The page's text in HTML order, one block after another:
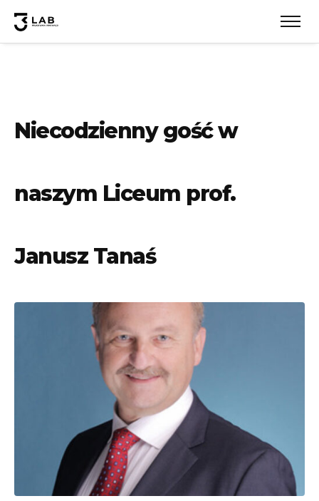
Niecodzienny gość w
naszym Liceum prof.
Janusz Tanaś